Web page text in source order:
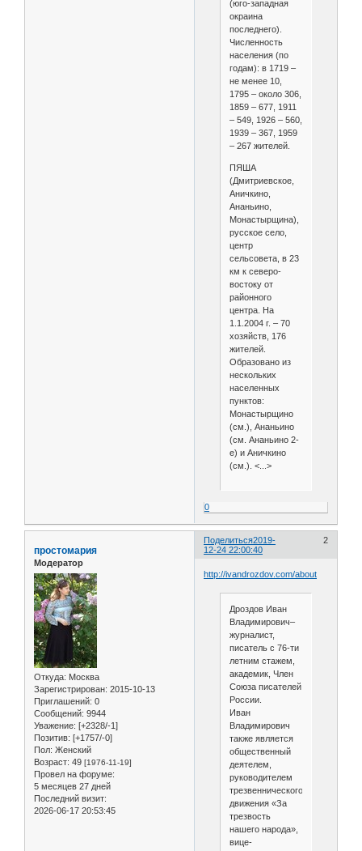
(юго-западная
окраина
последнего).
Численность
населения (по
годам): в 1719 –
не менее 10,
1795 – около 306,
1859 – 677, 1911
– 549, 1926 – 560,
1939 – 367, 1959
– 267 жителей.
ПЯША
(Дмитриевское,
Аничкино,
Ананьино,
Монастырщина),
русское село,
центр
сельсовета, в 23
км к северо-
востоку от
районного
центра. На
1.1.2004 г. – 70
хозяйств, 176
жителей.
Образовано из
нескольких
населенных
пунктов:
Монастырщино
(см.), Ананьино
(см. Ананьино 2-
е) и Аничкино
(см.). <...>
0
Поделиться 2
2019-
12-24 22:00:40
простомария
Модератор
Откуда: Москва
Зарегистрирован: 2015-10-13
Приглашений: 0
Сообщений: 9944
Уважение: [+2328/-1]
Позитив: [+1757/-0]
Пол: Женский
Возраст: 49 [1976-11-19]
Провел на форуме:
5 месяцев 27 дней
Последний визит:
2026-06-17 20:53:45
http://ivandrozdov.com/about
Дроздов Иван
Владимирович–
журналист,
писатель с 76-ти
летним стажем,
академик, Член
Союза писателей
России.
Иван
Владимирович
также является
общественный
деятелем,
руководителем
трезвеннического
движения «За
трезвость
нашего народа»,
вице-